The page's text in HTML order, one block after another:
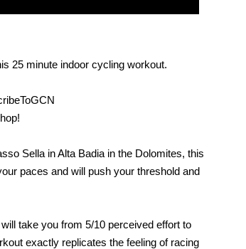
25 minute indoor cycling workout.
Sella in Alta Badia in the Dolomites, this
paces and will push your threshold and
take you from 5/10 perceived effort to
exactly replicates the feeling of racing